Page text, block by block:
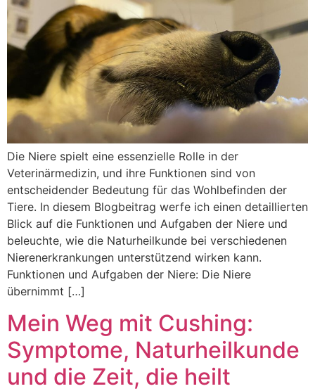
Die Niere spielt eine essenzielle Rolle in der
Veterinärmedizin, und ihre Funktionen sind von
entscheidender Bedeutung für das Wohlbefinden der
Tiere. In diesem Blogbeitrag werfe ich einen detaillierten
Blick auf die Funktionen und Aufgaben der Niere und
beleuchte, wie die Naturheilkunde bei verschiedenen
Nierenerkrankungen unterstützend wirken kann.
Funktionen und Aufgaben der Niere: Die Niere
übernimmt […]
Mein Weg mit Cushing:
Symptome, Naturheilkunde
und die Zeit, die heilt